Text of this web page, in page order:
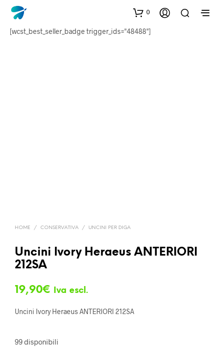
0
[wcst_best_seller_badge trigger_ids="48488"]
HOME / CONSERVATIVA / UNCINI PER DIGA
Uncini Ivory Heraeus ANTERIORI
212SA
19,90€ Iva escl.
Uncini Ivory Heraeus ANTERIORI 212SA
99 disponibili